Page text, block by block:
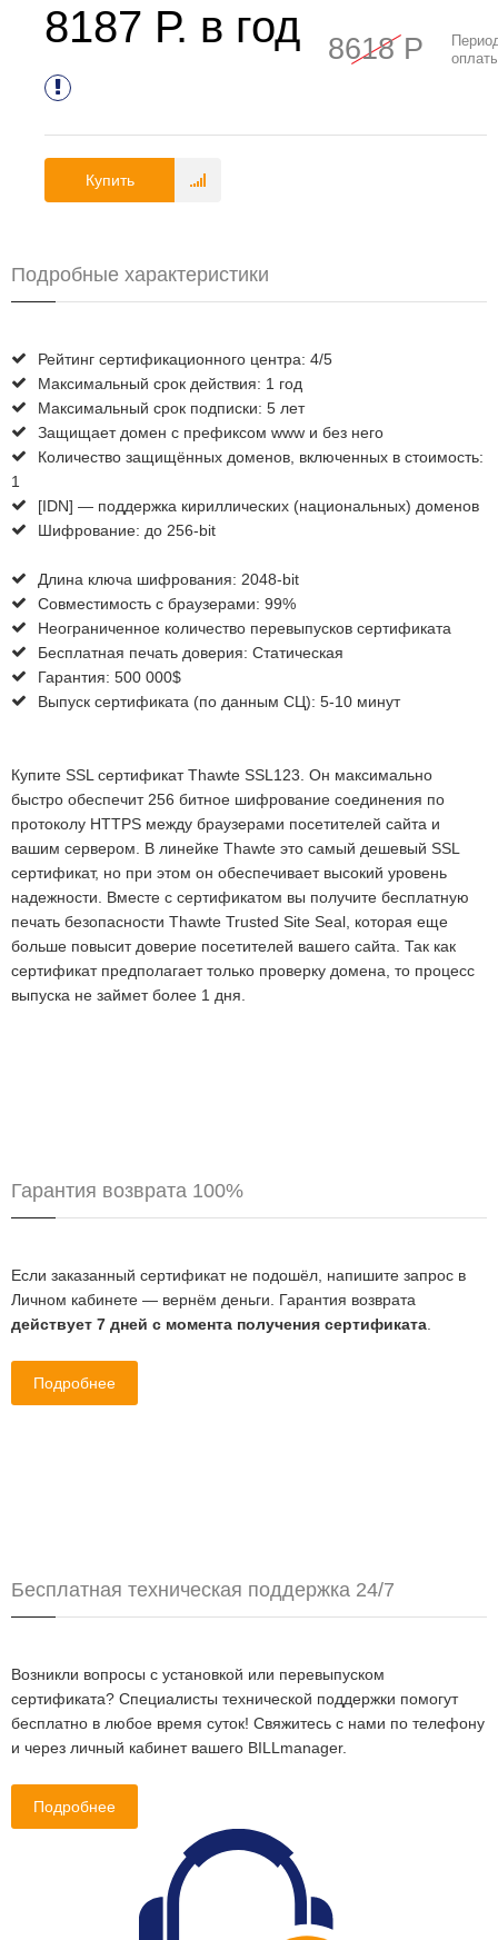
8187 Р. в год 8618 Р
Купить
Подробные характеристики
Рейтинг сертификационного центра: 4/5
Максимальный срок действия: 1 год
Максимальный срок подписки: 5 лет
Защищает домен с префиксом www и без него
Количество защищённых доменов, включенных в стоимость:
1
[IDN] — поддержка кириллических (национальных) доменов
Шифрование: до 256-bit
Длина ключа шифрования: 2048-bit
Совместимость с браузерами: 99%
Неограниченное количество перевыпусков сертификата
Бесплатная печать доверия: Статическая
Гарантия: 500 000$
Выпуск сертификата (по данным СЦ): 5-10 минут
Купите SSL сертификат Thawte SSL123. Он максимально
быстро обеспечит 256 битное шифрование соединения по
протоколу HTTPS между браузерами посетителей сайта и
вашим сервером. В линейке Thawte это самый дешевый SSL
сертификат, но при этом он обеспечивает высокий уровень
надежности. Вместе с сертификатом вы получите бесплатную
печать безопасности Thawte Trusted Site Seal, которая еще
больше повысит доверие посетителей вашего сайта. Так как
сертификат предполагает только проверку домена, то процесс
выпуска не займет более 1 дня.
Гарантия возврата 100%
Если заказанный сертификат не подошёл, напишите запрос в
Личном кабинете — вернём деньги. Гарантия возврата
действует 7 дней с момента получения сертификата
Подробнее
Бесплатная техническая поддержка 24/7
Возникли вопросы с установкой или перевыпуском
сертификата? Специалисты технической поддержки помогут
бесплатно в любое время суток! Свяжитесь с нами по телефону
и через личный кабинет вашего BILLmanager.
Подробнее